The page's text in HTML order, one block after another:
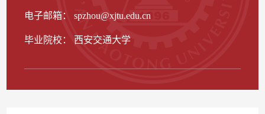
电子邮箱：spzhou@xjtu.edu.cn
毕业院校： 西安交通大学